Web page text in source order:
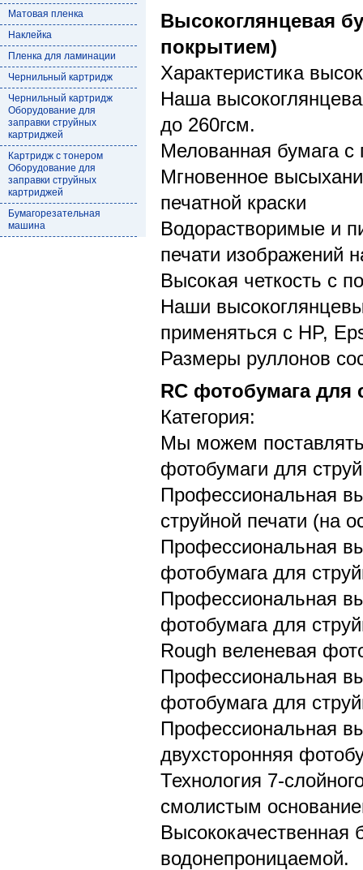
Матовая пленка
Наклейка
Пленка для ламинации
Чернильный картридж
Чернильный картридж
Оборудование для
заправки струйных
картриджей
Картридж с тонером
Оборудование для
заправки струйных
картриджей
Бумагорезательная
машина
Высокоглянцевая
покрытием)
Характеристика
Наша
до 260гсм.
Мелованная бумага с
Мгновенное
печатной краски
Водорастворимые и
печати изображений
Высокая четкость с
Наши
применяться с HP,
Размеры руллонов
RC фотобумага для
Категория:
Мы можем
фотобумаги для
Профессиональная
струйной печати (на
Профессиональная
фотобумага для
Профессиональная
фотобумага для
Rough веленевая
Профессиональная
фотобумага для
Профессиональная
двухсторонняя
Технология 7-
смолистым
Высококачественная
водонепроницаемой.